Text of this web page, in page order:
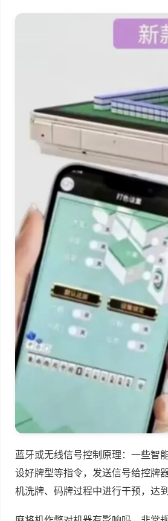
蓝牙或无线信号控制原理：一些智
设好牌型等指令，发送信号给控牌
机洗牌、码牌过程中进行干预，达